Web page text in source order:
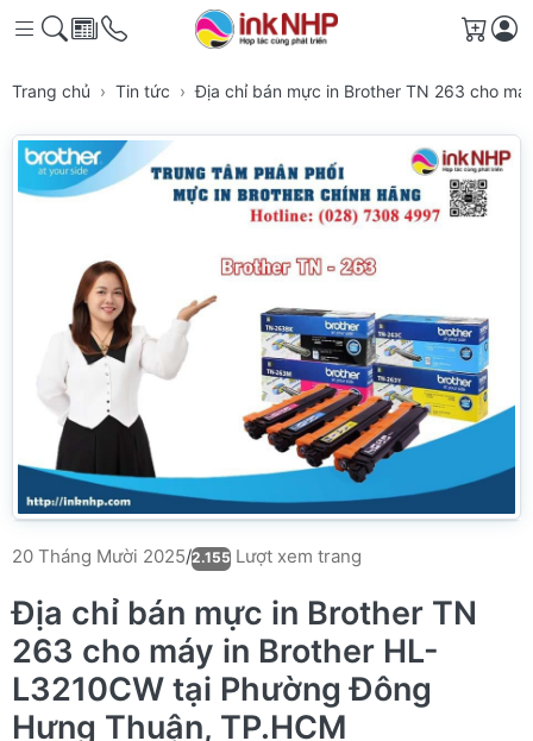
Giỏ
Trang chủ Tin tức Địa chỉ bán mực in Brother TN 263 cho
20 Tháng Mười 2025/2.155 Lượt xem trang
Địa chỉ bán mực in Brother TN
263 cho máy in Brother HL-
L3210CW tại Phường Đông
Hưng Thuận, TP.HCM